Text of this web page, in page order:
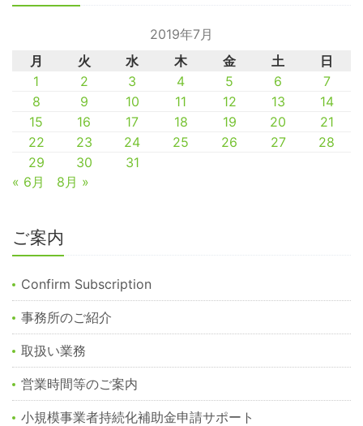
2019年7月
月
火 水 木 金 土
日
1
2 3 4 5 6
7
8
9 10 11 12 13
14
15
16 17 18 19 20
21
22
23 24 25 26 27
28
29
30
31
« 6月
8月 »
ご案内
Confirm Subscription
事務所のご紹介
取扱い業務
営業時間等のご案内
小規模事業者持続化補助金申請サポート